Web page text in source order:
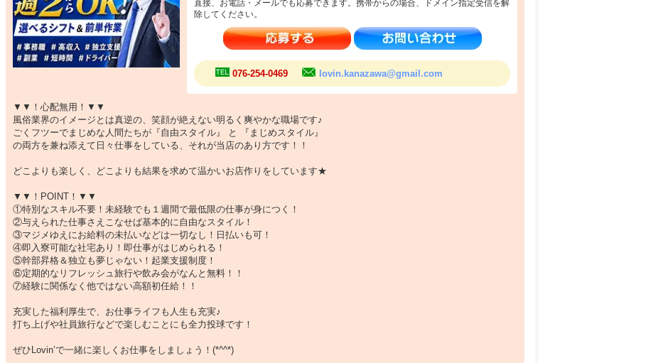
元公務員や一般企業からの転職者などが集まる会社ですので、危ない業界だなんて考える必要はありません(^O^)ノ
風俗業界と言えど、現スタッフ一同、誇りをもってお仕事に励んでいます♪
一見は百聞に如かず！ご自分の目でぜひこの現場を見に来てください！
想像するよりもはるかに「普通のクリーンな会社だ」と感じるでしょう！
業界に携わったことがない方をはじめ、キーボードをまともに叩けない人でもドンと来い！！(^_-)-☆
1本指でキーボードを触る所からスタートしたスタッフも数多くいますが問題ありません！
他では味わえない充実したお仕事ライフを送れる待遇がたくさんあります！
直接、お電話・メールでも応募できます。携帯からの場合、ドメイン指定受信を解
除してください。
076-254-0469 lovin.kanazawa@gmail.com
▼▼！心配無用！▼▼
風俗業界のイメージとは真逆の、笑顔が絶えない明るく爽やかな職場です♪
ごくフツーでまじめな人間たちが『自由スタイル』 と 『まじめスタイル』
の両方を兼ね添えて日々仕事をしている、それが当店のあり方です！！
どこよりも楽しく、どこよりも結果を求めて温かいお店作りをしています★
▼▼！POINT！▼▼
①特別なスキル不要！未経験でも１週間で最低限の仕事が身につく！
②与えられた仕事さえこなせば基本的に自由なスタイル！
③マジメゆえにお給料の未払いなどは一切なし！日払いも可！
④即入寮可能な社宅あり！即仕事がはじめられる！
⑤幹部昇格＆独立も夢じゃない！起業支援制度！
⑥定期的なリフレッシュ旅行や飲み会がなんと無料！！
⑦経験に関係なく他ではない高額初任給！！
充実した福利厚生で、お仕事ライフも人生も充実♪
打ち上げや社員旅行などで楽しむことにも全力投球です！
ぜひLovin’で一緒に楽しくお仕事をしましょう！(*^^*)